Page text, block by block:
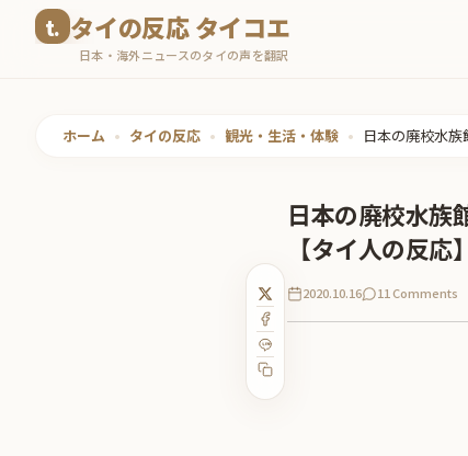
タイの反応 タイコエ
日本・海外ニュースのタイの声を翻訳
ホーム • タイの反応 • 観光・生活・体験 • 日本の廃校水
日本の廃校水族
【タイ人の反応】
2020.10.16 11 Comments